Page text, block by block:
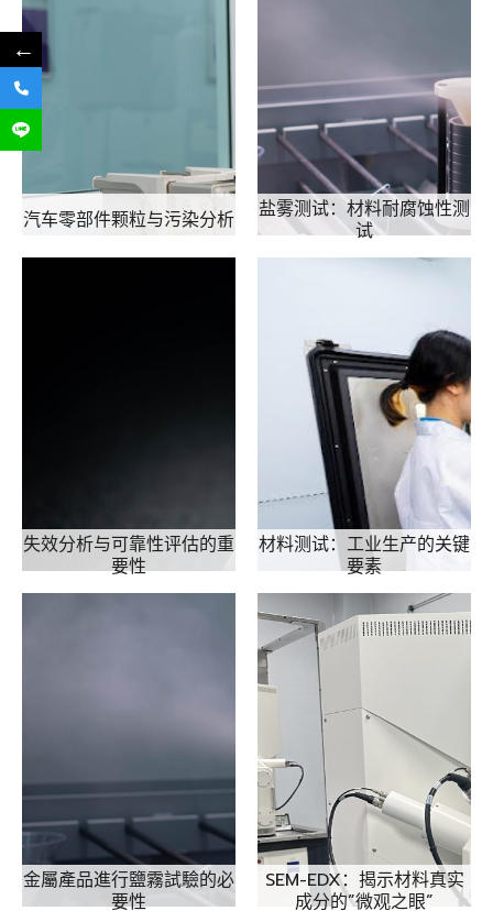
汽车零部件颗粒与污染分析
盐雾测试：材料耐腐蚀性测
试
失效分析与可靠性评估的重
要性
材料测试：工业生产的关键
要素
金屬產品進行鹽霧試驗的必
要性
SEM-EDX：揭示材料真实
成分的”微观之眼”
←